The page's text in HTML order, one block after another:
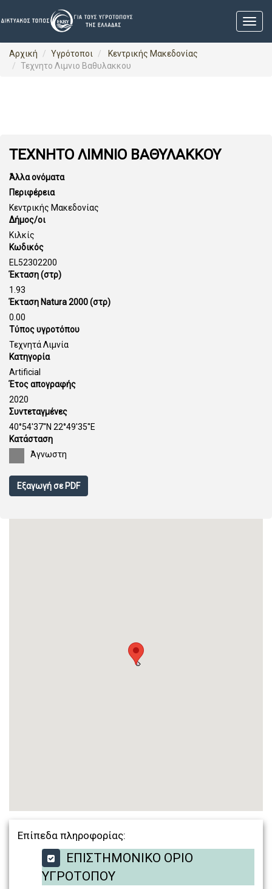
Αρχική Υγρότοποι
Κεντρικής Μακεδονίας
Τεχνητο Λιμνιο Βαθυλακκου
ΤΕΧΝΗΤΟ ΛΙΜΝΙΟ ΒΑΘΥΛΑΚΚΟΥ
Άλλα ονόματα
Περιφέρεια
Κεντρικής Μακεδονίας
Δήμος/οι
Κιλκίς
Κωδικός
EL52302200
Έκταση (στρ)
1.93
Έκταση Natura 2000 (στρ)
0.00
Τύπος υγροτόπου
Τεχνητά Λιμνία
Κατηγορία
Artificial
Έτος απογραφής
2020
Συντεταγμένες
40°54'37''N 22°49'35''E
Κατάσταση
Άγνωστη
Εξαγωγή σε PDF
Επίπεδα πληροφορίας:
ΕΠΙΣΤΗΜΟΝΙΚΟ ΟΡΙΟ
ΥΓΡΟΤΟΠΟΥ